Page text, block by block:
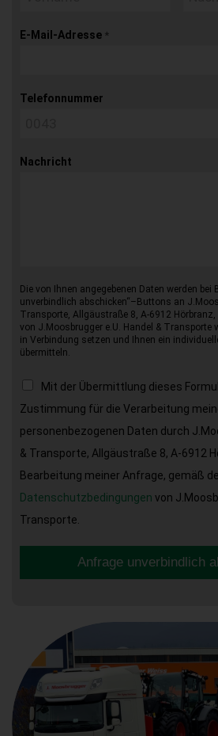
E-Mail-Adresse *
Telefonnummer
Nachricht
Die von Ihnen angegebenen Daten werden bei
unverbindlich abschicken“–Buttons an
Transporte, Allgäustraße 8, A-6912
von J.Moosbrugger e.U. Handel & Transporte
in Verbindung setzen und Ihnen ein
übermitteln.
Mit der Übermittlung dieses
Zustimmung für die Verarbeitung
personenbezogenen Daten durch
& Transporte, Allgäustraße 8, A-6912
Bearbeitung meiner Anfrage, gemäß
Datenschutzbedingungen von
Transporte.
Anfrage unverbindlich